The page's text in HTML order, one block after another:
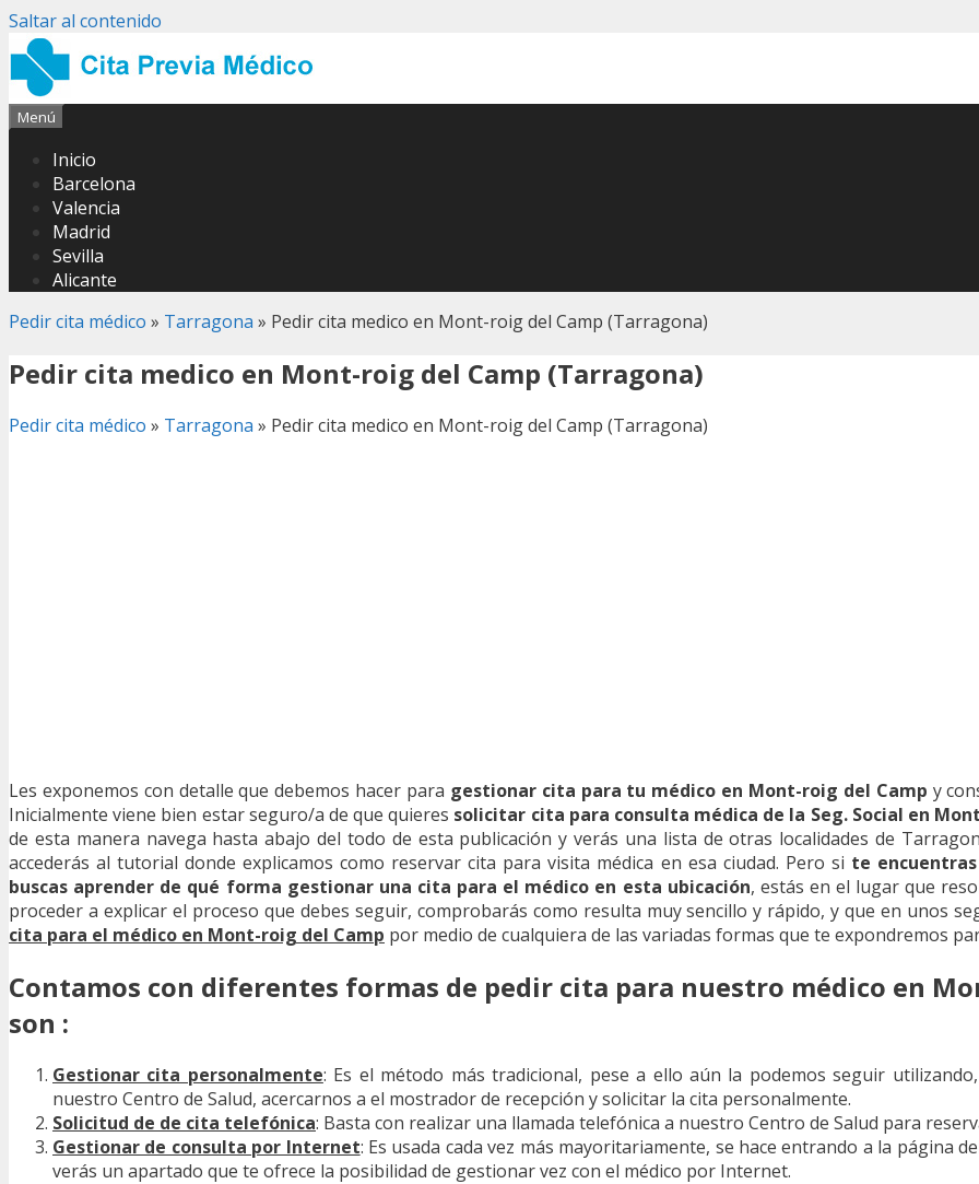
Saltar al contenido
Menú
Inicio
Barcelona
Valencia
Madrid
Sevilla
Alicante
Pedir cita médico » Tarragona » Pedir cita medico en Mont-roig del Camp (Tarragona)
Pedir cita medico en Mont-roig del Camp (Tarragona)
Pedir cita médico » Tarragona » Pedir cita medico en Mont-roig del Camp (Tarragona)
Les exponemos con detalle que debemos hacer para gestionar cita para tu médico en Mont-roig del Camp y
Inicialmente viene bien estar seguro/a de que quieres solicitar cita para consulta médica de la Seg. Social en
de esta manera navega hasta abajo del todo de esta publicación y verás una lista de otras localidades de
accederás al tutorial donde explicamos como reservar cita para visita médica en esa ciudad. Pero si te
buscas aprender de qué forma gestionar una cita para el médico en esta ubicación, estás en el lugar que
proceder a explicar el proceso que debes seguir, comprobarás como resulta muy sencillo y rápido, y que en unos
cita para el médico en Mont-roig del Camp por medio de cualquiera de las variadas formas que te expondremos
Contamos con diferentes formas de pedir cita para nuestro médico en
son :
Gestionar cita personalmente: Es el método más tradicional, pese a ello aún la podemos seguir
nuestro Centro de Salud, acercarnos a el mostrador de recepción y solicitar la cita personalmente.
Solicitud de de cita telefónica: Basta con realizar una llamada telefónica a nuestro Centro de Salud para
Gestionar de consulta por Internet: Es usada cada vez más mayoritariamente, se hace entrando a la página
verás un apartado que te ofrece la posibilidad de gestionar vez con el médico por Internet.